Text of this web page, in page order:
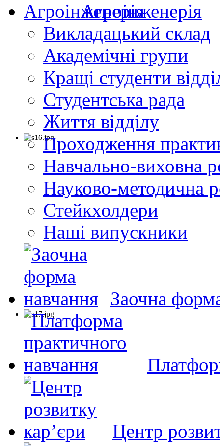
Агроінженерія
Викладацький склад
Академічні групи
Кращі студенти
Студентська рада
Життя відділу
Проходження
Навчально-виховна
Науково-методична
Стейкхолдери
Наші випускники
Заочна
Центр